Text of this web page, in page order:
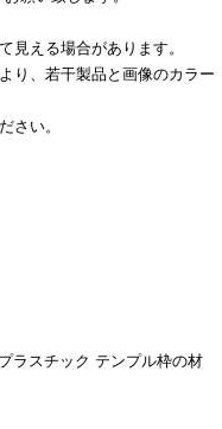
見える場合があります。
り、若干製品と画像のカラー
さい。
ラスチック テンプル枠の材